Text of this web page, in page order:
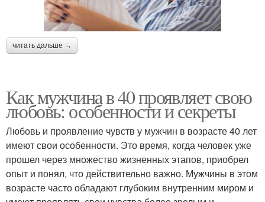
читать дальше →
Как мужчина в 40 проявляет свою
любовь: особенности и секреты
Любовь и проявление чувств у мужчин в возрасте 40 лет
имеют свои особенности. Это время, когда человек уже
прошел через множество жизненных этапов, приобрел
опыт и понял, что действительно важно. Мужчины в этом
возрасте часто обладают глубоким внутренним миром и